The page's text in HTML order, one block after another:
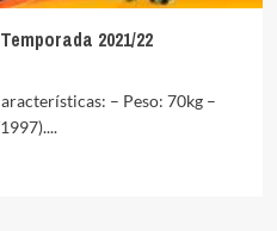
2021/22
– Peso: 70kg –